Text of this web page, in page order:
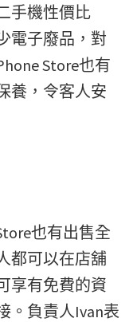
手機性價比
電子廢品，對
Store也有
養，令客人安
也有出售全
都可以在店舖
享有免費的資
。負責人Ivan表